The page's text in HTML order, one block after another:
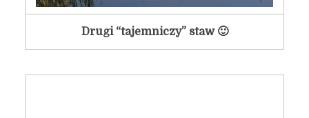
Drugi “tajemniczy” staw 🙂